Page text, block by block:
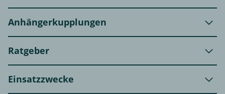
Anhängerkupplungen
Ratgeber
Einsatzzwecke